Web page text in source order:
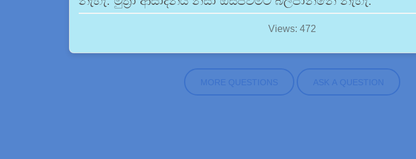
Views: 472
MORE QUESTIONS ASK A QUESTION